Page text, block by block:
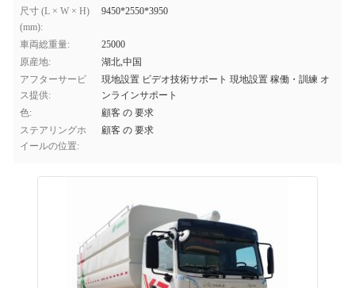
尺寸 (L × W × H)
(mm):
9450*2550*3950
車両総重量:
25000
原産地:
湖北,中国
アフターサービ
ス提供:
現地設置 ビデオ技術サポート 現地設置 稼働・訓練 オ
ンラインサポート
色:
顧客 の 要求
ステアリングホ
イールの位置:
顧客 の 要求